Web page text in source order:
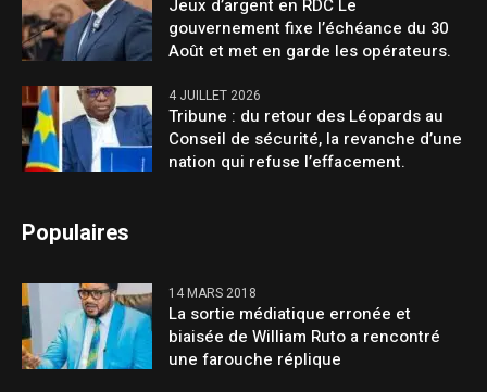
Jeux d’argent en RDC Le
gouvernement fixe l’échéance du 30
Août et met en garde les opérateurs.
4 JUILLET 2026
Tribune : du retour des Léopards au
Conseil de sécurité, la revanche d’une
nation qui refuse l’effacement.
Populaires
14 MARS 2018
La sortie médiatique erronée et
biaisée de William Ruto a rencontré
une farouche réplique